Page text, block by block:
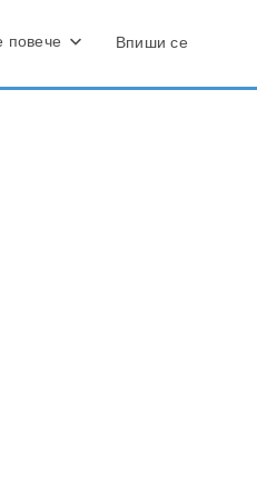
повече Впиши се